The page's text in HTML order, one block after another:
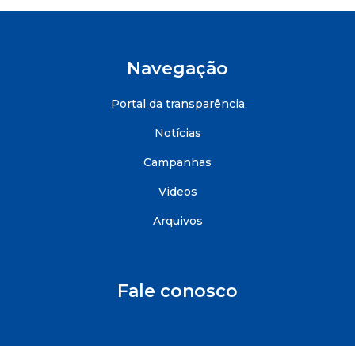
Navegação
Portal da transparência
Notícias
Campanhas
Videos
Arquivos
Fale conosco